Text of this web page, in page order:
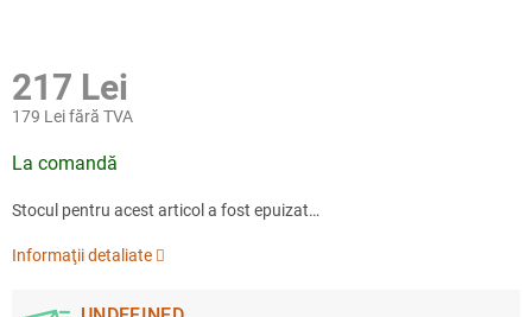
217 Lei
179 Lei fără TVA
preţ:
La comandă
Stocul pentru acest articol a fost epuizat…
Informaţii detaliate